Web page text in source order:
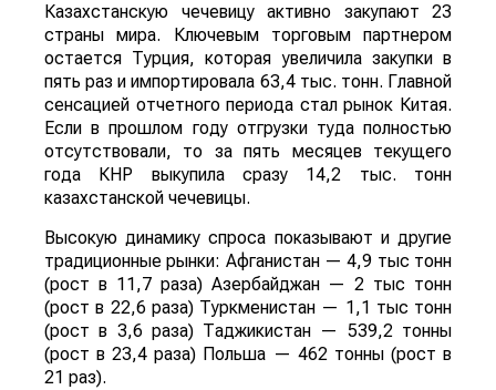
Казахстанскую чечевицу активно закупают 23
страны мира. Ключевым торговым партнером
остается Турция, которая увеличила закупки в
пять раз и импортировала 63,4 тыс. тонн. Главной
сенсацией отчетного периода стал рынок Китая.
Если в прошлом году отгрузки туда полностью
отсутствовали, то за пять месяцев текущего
года КНР выкупила сразу 14,2 тыс. тонн
казахстанской чечевицы.
Высокую динамику спроса показывают и другие
традиционные рынки: Афганистан — 4,9 тыс тонн
(рост в 11,7 раза) Азербайджан — 2 тыс тонн
(рост в 22,6 раза) Туркменистан — 1,1 тыс тонн
(рост в 3,6 раза) Таджикистан — 539,2 тонны
(рост в 23,4 раза) Польша — 462 тонны (рост в
21 раз).